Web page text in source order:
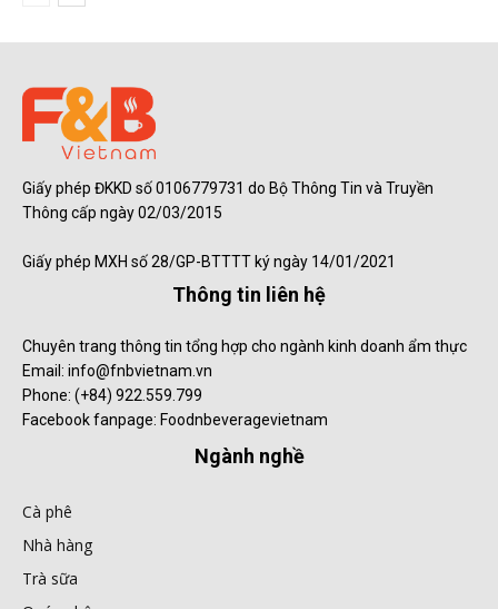
Giấy phép ĐKKD số 0106779731 do Bộ Thông Tin và Truyền
Thông cấp ngày 02/03/2015
Giấy phép MXH số 28/GP-BTTTT ký ngày 14/01/2021
Thông tin liên hệ
Chuyên trang thông tin tổng hợp cho ngành kinh doanh ẩm thực
Email: info@fnbvietnam.vn
Phone: (+84) 922.559.799
Facebook fanpage: Foodnbeveragevietnam
Ngành nghề
Cà phê
Nhà hàng
Trà sữa